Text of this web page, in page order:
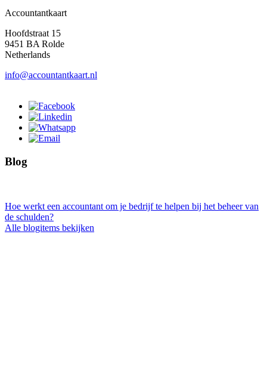
Accountantkaart
Hoofdstraat 15
9451 BA Rolde
Netherlands
info@accountantkaart.nl
Blog
Hoe werkt een accountant om je bedrijf te helpen bij het beheer van
de schulden?
Alle blogitems bekijken